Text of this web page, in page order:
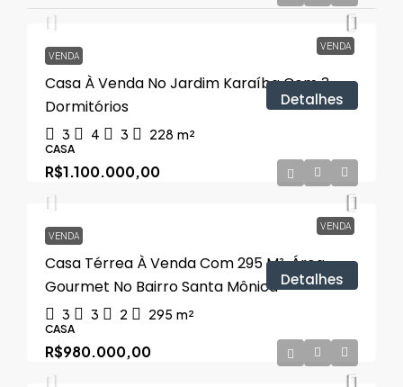
VENDA
VENDA
Casa À Venda No Jardim Karaíba Com 3
Dormitórios
3 4 3 228 m²
CASA
Detalhes
VENDA
R$1.100.000,00
VENDA
Casa Térrea À Venda Com 295 M², Área
Gourmet No Bairro Santa Mônica
3 3 2 295 m²
CASA
Detalhes
R$980.000,00